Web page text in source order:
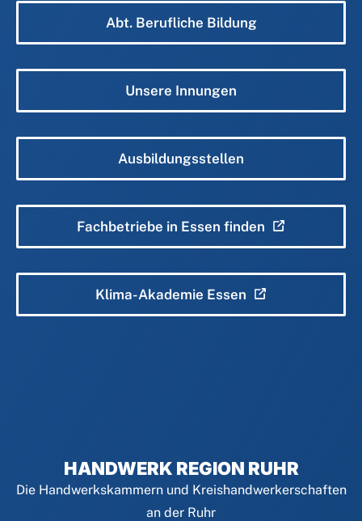
Abt. Berufliche Bildung
Unsere Innungen
Ausbildungsstellen
Fachbetriebe in Essen finden
Klima-Akademie Essen
HANDWERK REGION RUHR
Die Handwerkskammern und Kreishandwerkerschaften
an der Ruhr